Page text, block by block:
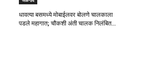
धावत्या बसमध्ये मोबाईलवर बोलणे चालकाला
पडले महागात; चौकशी अंती चालक निलंबित…